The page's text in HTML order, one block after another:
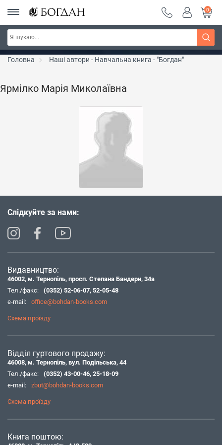
Серія "Чейзіана" ~ знижка 20%
0
Головна Наші автори - Навчальна книга - "Богдан"
Ярмілко Марія Миколаївна
Слідкуйте за нами:
Видавництво:
46002, м. Тернопіль, просп. Степана Бандери, 34а
Тел./факс:
(0352) 52-06-07, 52-05-48
e-mail:
office@bohdan-books.com
Схема проїзду
Відділ гуртового продажу:
46008, м. Тернопіль, вул. Подільська, 44
Тел./факс:
(0352) 43-00-46, 25-18-09
e-mail:
zbut@bohdan-books.com
Схема проїзду
Книга поштою: